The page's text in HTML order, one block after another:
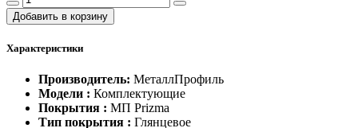
Добавить в корзину
Характеристики
Производитель: МеталлПрофиль
Модели : Комплектующие
Покрытия : МП Prizma
Тип покрытия : Глянцевое